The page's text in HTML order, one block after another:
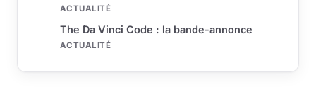
ACTUALITÉ
The Da Vinci Code : la bande-annonce
ACTUALITÉ